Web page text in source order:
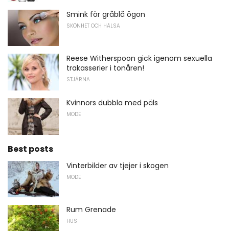
Smink för gråblå ögon
SKÖNHET OCH HÄLSA
Reese Witherspoon gick igenom sexuella
trakasserier i tonåren!
STJÄRNA
Kvinnors dubbla med päls
MODE
Best posts
Vinterbilder av tjejer i skogen
MODE
Rum Grenade
HUS